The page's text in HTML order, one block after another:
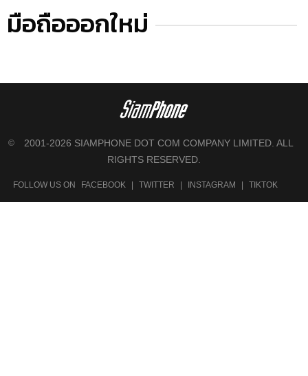
มือถือออกใหม่
©
2001-2026 SIAMPHONE DOT COM COMPANY LIMITED. ALL
RIGHTS RESERVED.
FOLLOW US ON FACEBOOK TWITTER INSTAGRAM TIKTOK